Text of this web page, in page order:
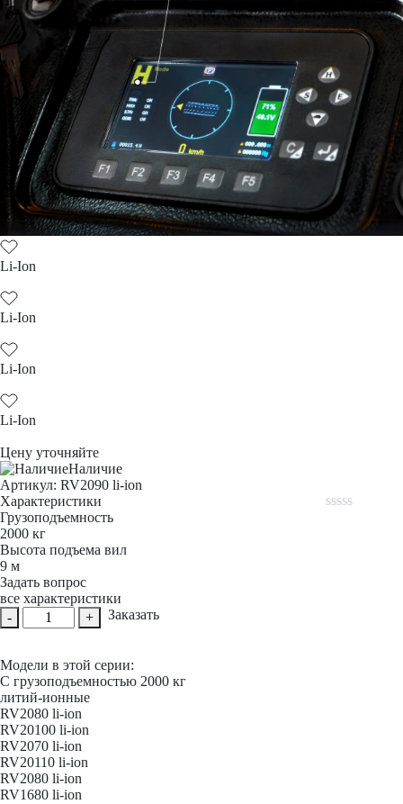
Li-Ion
Li-Ion
Li-Ion
Li-Ion
Цену уточняйте
Наличие
Aртикул: RV2090 li-ion
Характеристики
Грузоподъемность
2000 кг
Высота подъема вил
9 м
Задать вопрос
все характеристики
-
Количество
товара
PROLIFT
PRO
RV
2090
li-
ion
+ Заказать
Модели в этой серии:
С грузоподъемностью 2000 кг
литий-ионные
RV2080 li-ion
RV20100 li-ion
RV2070 li-ion
RV20110 li-ion
RV2080 li-ion
RV1680 li-ion